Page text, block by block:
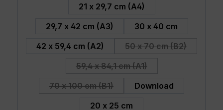
21 x 29,7 cm (A4)
29,7 x 42 cm (A3)
30 x 40 cm
42 x 59,4 cm (A2)
50 x 70 cm (B2)
(Diese Option ist
59,4 x 84,1 cm (A1)
(Diese Option ist zurzeit nicht
70 x 100 cm (B1)
(Diese Option ist zurzeit nicht
Download
20 x 25 cm